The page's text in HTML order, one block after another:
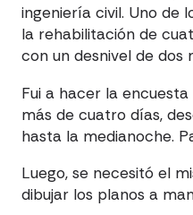
ingeniería civil. Uno de
la rehabilitación de
con un desnivel de dos
Fui a hacer la
más de cuatro días,
hasta la medianoche.
Luego, se necesitó el
dibujar los planos a